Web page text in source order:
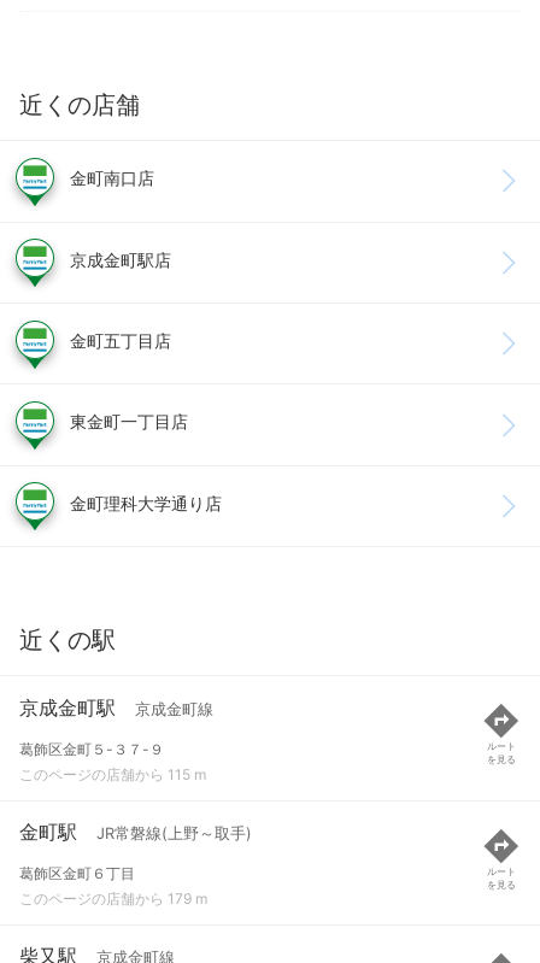
近くの店舗
金町南口店
京成金町駅店
金町五丁目店
東金町一丁目店
金町理科大学通り店
近くの駅
京成金町駅 京成金町線
葛飾区金町５-３７-９
このページの店舗から 115 m
ルート
を見る
金町駅 JR常磐線(上野～取手)
葛飾区金町６丁目
このページの店舗から 179 m
ルート
を見る
柴又駅 京成金町線